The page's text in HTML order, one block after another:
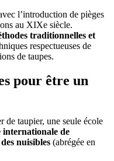
l’introduction de pièges
au XIXe siècle.
traditionnelles et
respectueuses de
de taupes.
pour être un
de taupier, une seule école
internationale de
nuisibles (abrégée en